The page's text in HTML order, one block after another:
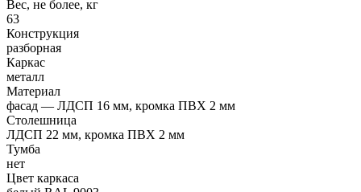
Вес, не более, кг
63
Конструкция
разборная
Каркас
металл
Материал
фасад — ЛДСП 16 мм, кромка ПВХ 2 мм
Столешница
ЛДСП 22 мм, кромка ПВХ 2 мм
Тумба
нет
Цвет каркаса